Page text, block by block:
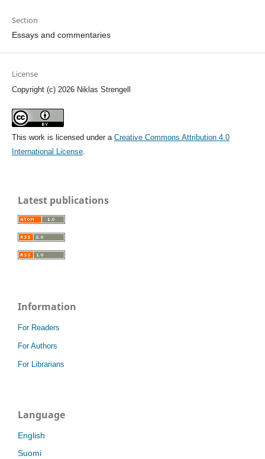
Section
Essays and commentaries
License
Copyright (c) 2026 Niklas Strengell
This work is licensed under a Creative Commons Attribution 4.0
International License.
Latest publications
Information
For Readers
For Authors
For Librarians
Language
English
Suomi